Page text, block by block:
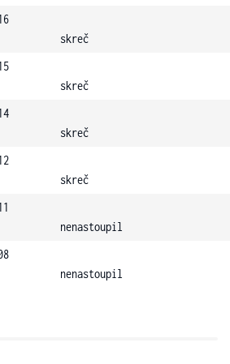
skreč
skreč
skreč
skreč
nenastoupil
nenastoupil